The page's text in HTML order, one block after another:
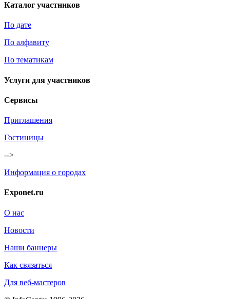
Каталог участников
По дате
По алфавиту
По тематикам
Услуги для участников
Сервисы
Приглашения
Гостиницы
-->
Информация о городах
Exponet.ru
О нас
Новости
Наши баннеры
Как связаться
Для веб-мастеров